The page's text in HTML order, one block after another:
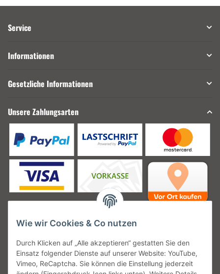
Service
Informationen
Gesetzliche Informationen
Unsere Zahlungsarten
Unsere Versanddienstleister
Wie wir Cookies & Co nutzen
Durch Klicken auf „Alle akzeptieren“ gestatten Sie den
Einsatz folgender Dienste auf unserer Website: YouTube,
Vimeo, ReCaptcha. Sie können die Einstellung jederzeit